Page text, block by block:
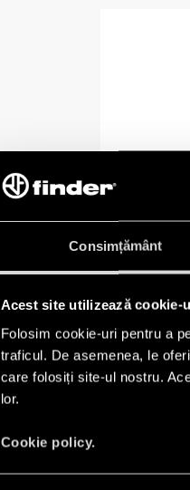
Consimțământ
Acest site utilizează cookie-
Folosim cookie-uri pentru a
traficul. De asemenea, le
care folosiți site-ul nostru.
lor.
Cookie policy.